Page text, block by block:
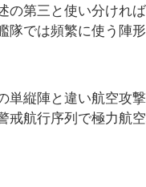
の第三と使い分けれ
隊では頻繁に使う陣
単縦陣と違い航空攻
戒航行序列で極力航